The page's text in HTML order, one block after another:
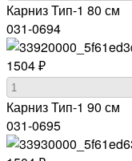
Карниз Тип-1 80 см
031-0694
1504 ₽
Карниз Тип-1 90 см
031-0695